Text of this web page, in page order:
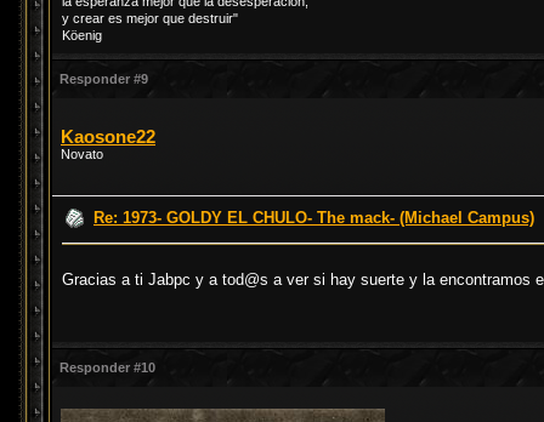
y crear es mejor que destruir"
Köenig
Responder #9
Kaosone22
Novato
Re: 1973- GOLDY EL CHULO- The mack- (Michael Campus)
Gracias a ti Jabpc y a tod@s a ver si hay suerte y la
Responder #10